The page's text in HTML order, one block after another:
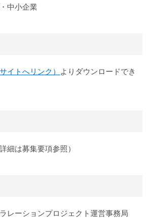
中小企業
イトへリンク）
よりダウンロードでき
細は募集要項参照）
レーションプロジェクト運営事務局